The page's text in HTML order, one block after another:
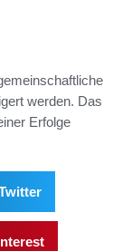
werden. Das
Erfolge